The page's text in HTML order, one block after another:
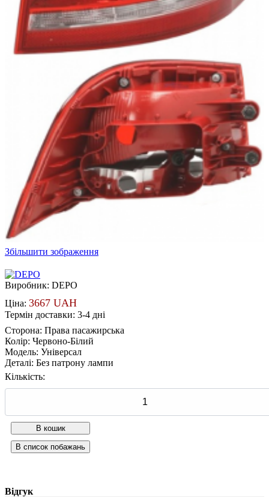
Збільшити зображення
Виробник: DEPO
Ціна: 3667 UAH
Термін доставки: 3-4 дні
Сторона: Права пасажирська
Колір: Червоно-Білий
Модель: Універсал
Деталі: Без патрону лампи
Кількість:
Відгук